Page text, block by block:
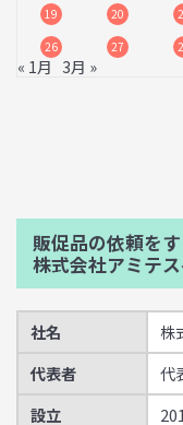
19
20
26
27
« 1月 3月 »
販促品の依頼を
株式会社アミテ
社名
株
代表者
代
設立